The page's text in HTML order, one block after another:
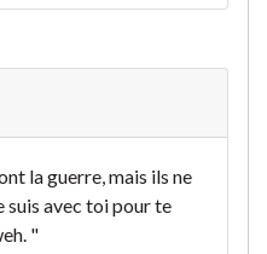
la guerre, mais ils ne
suis avec toi pour te
"